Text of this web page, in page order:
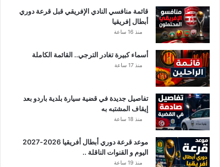
قائمة منافسي النادي الإفريقي قبل قرعة دوري
أبطال إفريقيا
منذ 16 ساعة
أسماء كبيرة تغادر الترجي.. القائمة الكاملة
منذ 17 ساعة
تفاصيل جديدة في قضية سيارة بلدية باردو بعد
إيقاف المشتبه به
منذ 18 ساعة
موعد قرعة دوري أبطال أفريقيا 2026-2027
اليوم و القنوات الناقلة ..
منذ 19 ساعة